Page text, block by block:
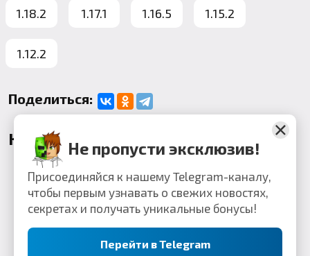
1.18.2 1.17.1 1.16.5 1.15.2
1.12.2
Поделиться:
КомментарииНе пропусти эксклюзив!
Присоединяйся к нашему Telegram-каналу,
чтобы первым узнавать о свежих новостях,
секретах и получать уникальные бонусы!
Перейти в Telegram